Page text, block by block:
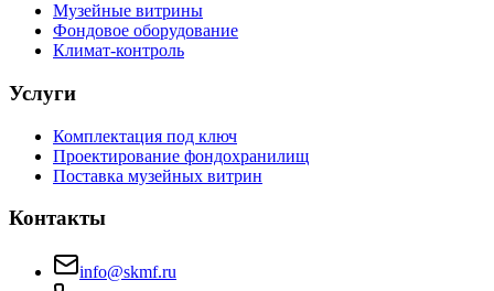
Музейные витрины
Фондовое оборудование
Климат-контроль
Услуги
Комплектация под ключ
Проектирование фондохранилищ
Поставка музейных витрин
Контакты
info@skmf.ru